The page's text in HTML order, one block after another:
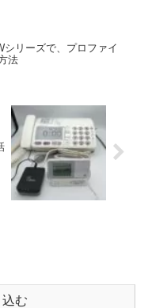
シリーズで、プロファイ
法
む